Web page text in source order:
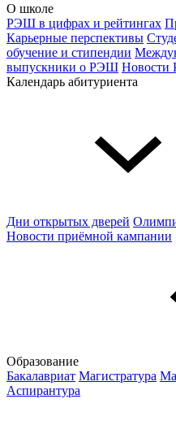
О школе
РЭШ в цифрах и рейтингах
Карьерные перспективы
обучение и стипендии
выпускники о РЭШ
Календарь абитуриента
Дни открытых дверей
Новости приёмной кампании
Образование
Бакалавриат Магистратура
Аспирантура